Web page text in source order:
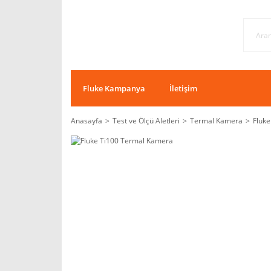
Fluke Kampanya İletişim
Anasayfa Test ve Ölçü Aletleri Termal Kamera